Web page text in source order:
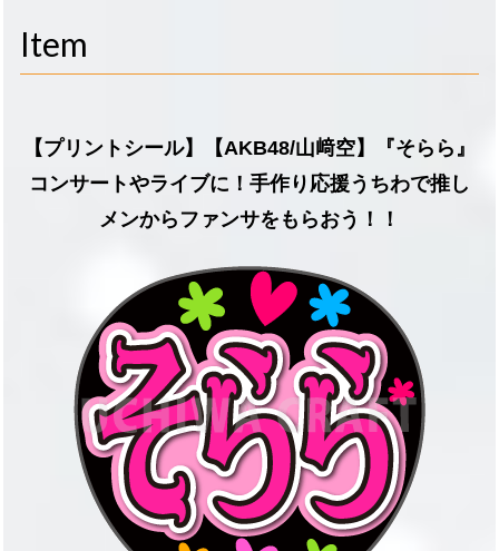
Item
【プリントシール】【AKB48/山﨑空】『そらら』
コンサートやライブに！手作り応援うちわで推し
メンからファンサをもらおう！！